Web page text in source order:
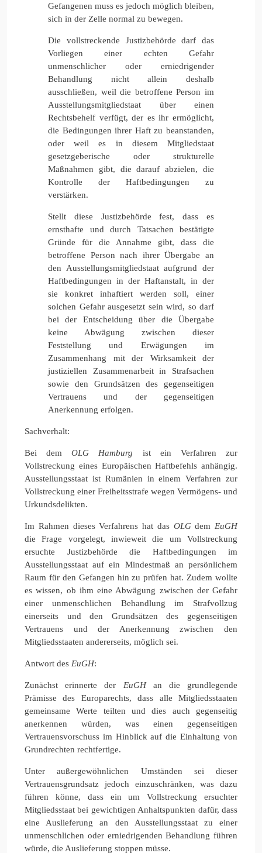
Gefangenen muss es jedoch möglich bleiben,
sich in der Zelle normal zu bewegen.
Die vollstreckende Justizbehörde darf das
Vorliegen einer echten Gefahr
unmenschlicher oder erniedrigender
Behandlung nicht allein deshalb
ausschließen, weil die betroffene Person im
Ausstellungsmitgliedstaat über einen
Rechtsbehelf verfügt, der es ihr ermöglicht,
die Bedingungen ihrer Haft zu beanstanden,
oder weil es in diesem Mitgliedstaat
gesetzgeberische oder strukturelle
Maßnahmen gibt, die darauf abzielen, die
Kontrolle der Haftbedingungen zu
verstärken.
Stellt diese Justizbehörde fest, dass es
ernsthafte und durch Tatsachen bestätigte
Gründe für die Annahme gibt, dass die
betroffene Person nach ihrer Übergabe an
den Ausstellungsmitgliedstaat aufgrund der
Haftbedingungen in der Haftanstalt, in der
sie konkret inhaftiert werden soll, einer
solchen Gefahr ausgesetzt sein wird, so darf
bei der Entscheidung über die Übergabe
keine Abwägung zwischen dieser
Feststellung und Erwägungen im
Zusammenhang mit der Wirksamkeit der
justiziellen Zusammenarbeit in Strafsachen
sowie den Grundsätzen des gegenseitigen
Vertrauens und der gegenseitigen
Anerkennung erfolgen.
Sachverhalt:
Bei demOLG Hamburg ist ein Verfahren zur
Vollstreckung eines Europäischen Haftbefehls anhängig.
Ausstellungsstaat ist Rumänien in einem Verfahren zur
Vollstreckung einer Freiheitsstrafe wegen Vermögens- und
Urkundsdelikten.
Im Rahmen dieses Verfahrens hat das OLGdem EuGH
die Frage vorgelegt, inwieweit die um Vollstreckung
ersuchte Justizbehörde die Haftbedingungen im
Ausstellungsstaat auf ein Mindestmaß an persönlichem
Raum für den Gefangen hin zu prüfen hat. Zudem wollte
es wissen, ob ihm eine Abwägung zwischen der Gefahr
einer unmenschlichen Behandlung im Strafvollzug
einerseits und den Grundsätzen des gegenseitigen
Vertrauens und der Anerkennung zwischen den
Mitgliedsstaaten andererseits, möglich sei.
Antwort des EuGH:
Zunächst erinnerte der EuGHan die grundlegende
Prämisse des Europarechts, dass alle Mitgliedsstaaten
gemeinsame Werte teilten und dies auch gegenseitig
anerkennen würden, was einen gegenseitigen
Vertrauensvorschuss im Hinblick auf die Einhaltung von
Grundrechten rechtfertige.
Unter außergewöhnlichen Umständen sei dieser
Vertrauensgrundsatz jedoch einzuschränken, was dazu
führen könne, dass ein um Vollstreckung ersuchter
Mitgliedsstaat bei gewichtigen Anhaltspunkten dafür, dass
eine Auslieferung an den Ausstellungsstaat zu einer
unmenschlichen oder erniedrigenden Behandlung führen
würde, die Auslieferung stoppen müsse.